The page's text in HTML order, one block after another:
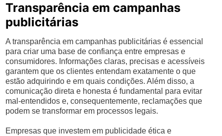
Transparência em campanhas
publicitárias
A transparência em campanhas publicitárias é essencial
para criar uma base de confiança entre empresas e
consumidores. Informações claras, precisas e acessíveis
garantem que os clientes entendam exatamente o que
estão adquirindo e em quais condições. Além disso, a
comunicação direta e honesta é fundamental para evitar
mal-entendidos e, consequentemente, reclamações que
podem se transformar em processos legais.
Empresas que investem em publicidade ética e